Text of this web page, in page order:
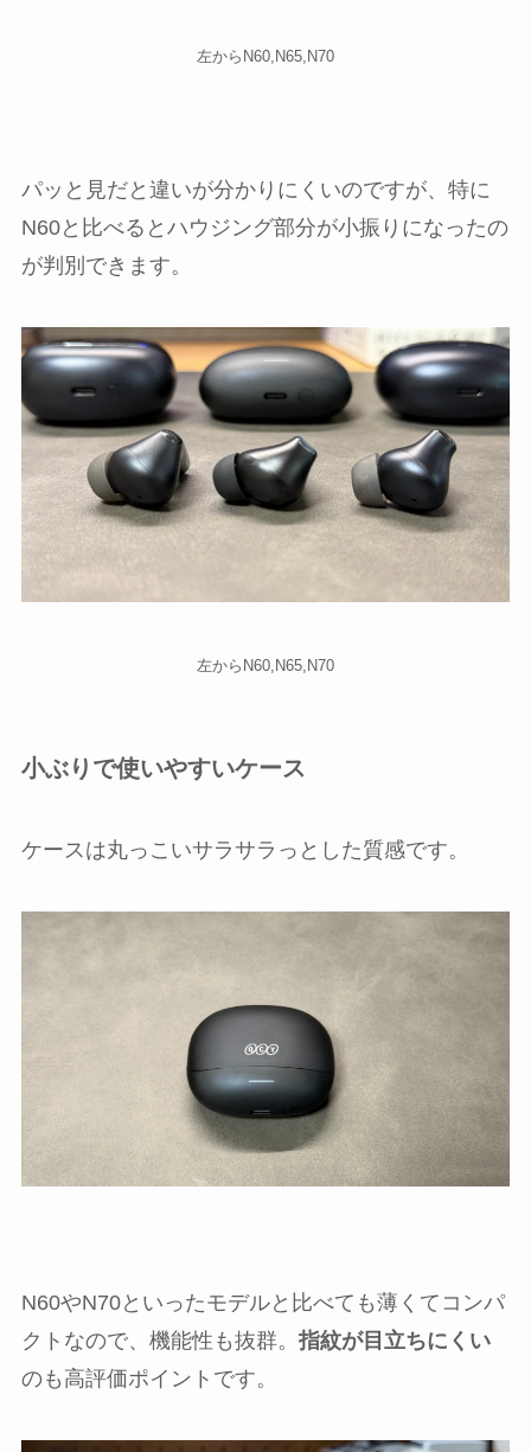
左からN60,N65,N70
パッと見だと違いが分かりにくいのですが、特に
N60と比べるとハウジング部分が小振りになったの
が判別できます。
左からN60,N65,N70
小ぶりで使いやすいケース
ケースは丸っこいサラサラっとした質感です。
N60やN70といったモデルと比べても薄くてコンパ
クトなので、機能性も抜群。 指紋が目立ちにくい
のも高評価ポイントです。